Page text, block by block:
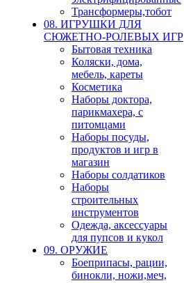
Трансформеры,тобот
08. ИГРУШКИ ДЛЯ
СЮЖЕТНО-РОЛЕВЫХ ИГР
Бытовая техника
Коляски, дома,
мебель, кареты
Косметика
Наборы доктора,
парикмахера, с
питомцами
Наборы посуды,
продуктов и игр в
магазин
Наборы солдатиков
Наборы
строительных
инструментов
Одежда, аксессуары
для пупсов и кукол
09. ОРУЖИЕ
Боеприпасы, рации,
бинокли, ножи,меч,